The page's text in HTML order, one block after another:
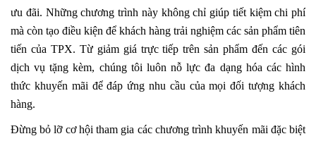
ưu đãi. Những chương trình này không chỉ giúp tiết kiệm chi phí
mà còn tạo điều kiện để khách hàng trải nghiệm các sản phẩm tiên
tiến của TPX. Từ giảm giá trực tiếp trên sản phẩm đến các gói
dịch vụ tặng kèm, chúng tôi luôn nỗ lực đa dạng hóa các hình
thức khuyến mãi để đáp ứng nhu cầu của mọi đối tượng khách
hàng.
Đừng bỏ lỡ cơ hội tham gia các chương trình khuyến mãi đặc biệt